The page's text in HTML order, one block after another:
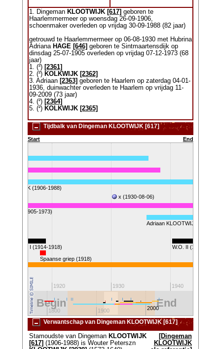
1. Dingeman KLOOTWIJK [617] geboren te
Haarlemmermeer op woensdag 26-09-1906,
schoenmaker overleden op vrijdag 30-09-1988 (82 jaar)
getrouwd te Haarlemmermeer op 06-08-1930 met Hubrina
Adriana HAGE [646] geboren te Sintmaartensdijk op
dinsdag 25-07-1905 overleden op vrijdag 07-12-1973 (68
jaar)
1. (²) [2361]
2. (²) KOLKWIJK [2362]
3. Adriaan [2363] geboren te Haarlem op zaterdag 04-01-
1936, duinwachter overleden te Haarlem op vrijdag 11-
09-2009 (73 jaar)
4. (²) [2364]
5. (²) KOLKWIJK [2365]
Tijdbalk van Dingeman KLOOTWIJK [617]
Start End
1920 1930 1940
W.O. II (1940-1945)
Adriaan KLOOTWIJK (1936-
x (1930-08-06)
Spaanse griep (1918)
W.O. I (1914-1918)
(1906-1988)
HAGE (1905-1973)
1800 1900 2000
Begin End
Verwantschap van Dingeman KLOOTWIJK [617]
Stamoudste van Dingeman KLOOTWIJK
[617] (1906-1988) is Wouter Peterszn
[Dingeman
KLOOTWIJK